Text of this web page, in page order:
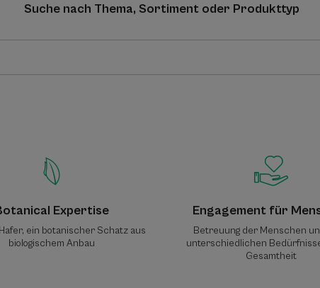
Suche nach Thema, Sortiment oder Produkttyp
Expertise
ein botanischer Schatz aus
biologischem Anbau
Engagement für
Betreuung der Menschen
unterschiedlichen
Gesamtheit